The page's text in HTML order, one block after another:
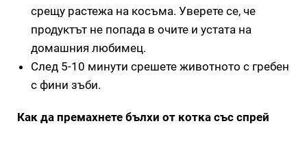
срещу растежа на косъма. Уверете се, че
продуктът не попада в очите и устата на
домашния любимец.
След 5-10 минути срешете животното с гребен
с фини зъби.
Как да премахнете бълхи от котка със спрей